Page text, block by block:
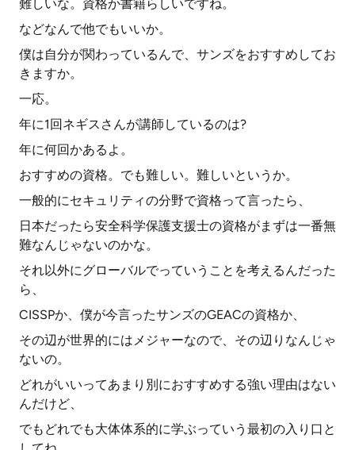
難しいな。資格か書籍らしいですね。
などなんで他でもいいか。
僕は自分が関わっているんで、サンズをおすすめしてお
きますか。
一応。
年に1回ネギスさんが講師しているのは?
年に何回かあるよ。
おすすめの資格。でも難しい。難しいというか。
一般的にセキュリティの分野で資格って言ったら、
日本だったら安全科学保護支援士の資格がまずは一番無
難なんじゃないのかな。
それ以外にグローバルでっていうことを考えるんだった
ら、
CISSPか、僕が今言ったサンズのGEACの資格か、
その辺が世界的にはメジャーなので、その辺りなんじゃ
ないの。
どれがいいってあまり別におすすめする強い理由はない
んだけど、
でもどれでも大体体系的に学ぶっていう最初の入り口と